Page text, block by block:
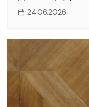
24.06.2026